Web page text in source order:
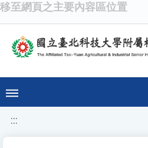
移至網頁之主要內容區位置
:::